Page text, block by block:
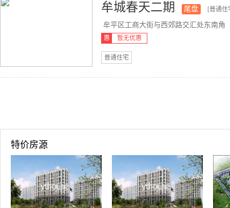
牟城春天二期 尾盘 [普通住
牟平区工商大街与西郊路交汇处东南角
惠 暂无优惠
普通住宅
特价房源